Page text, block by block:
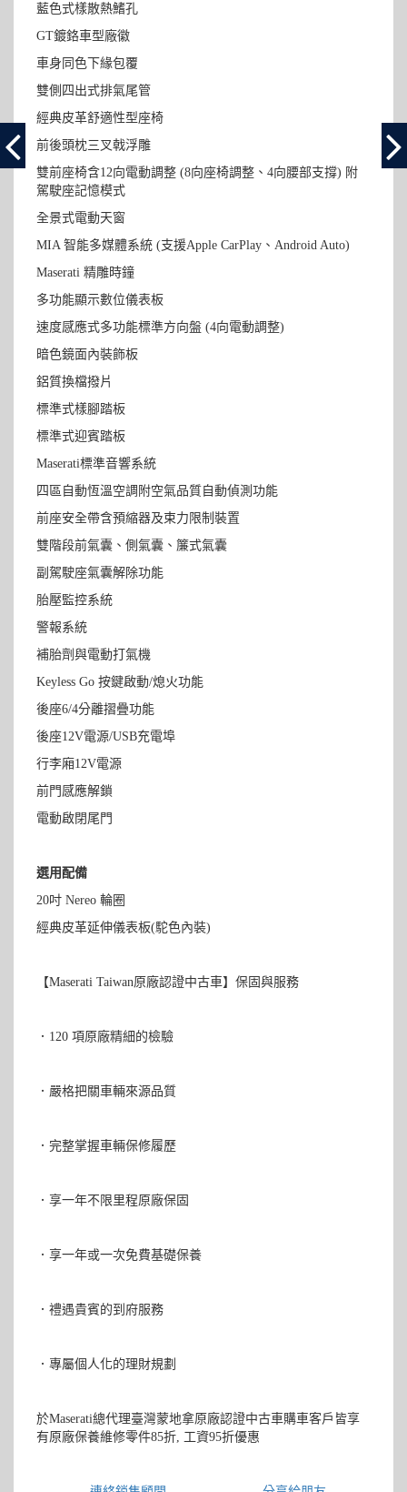
藍色式樣散熱鰭孔
GT鍍鉻車型廠徽
車身同色下緣包覆
雙側四出式排氣尾管
經典皮革舒適性型座椅
前後頭枕三叉戟浮雕
雙前座椅含12向電動調整 (8向座椅調整、4向腰部支撐) 附
駕駛座記憶模式
全景式電動天窗
MIA 智能多媒體系統 (支援Apple CarPlay、Android Auto)
Maserati 精雕時鐘
多功能顯示數位儀表板
速度感應式多功能標準方向盤 (4向電動調整)
暗色鏡面內裝飾板
鋁質換檔撥片
標準式樣腳踏板
標準式迎賓踏板
Maserati標準音響系統
四區自動恆溫空調附空氣品質自動偵測功能
前座安全帶含預縮器及束力限制裝置
雙階段前氣囊、側氣囊、簾式氣囊
副駕駛座氣囊解除功能
胎壓監控系統
警報系統
補胎劑與電動打氣機
Keyless Go 按鍵啟動/熄火功能
後座6/4分離摺疊功能
後座12V電源/USB充電埠
行李廂12V電源
前門感應解鎖
電動啟閉尾門
選用配備
20吋 Nereo 輪圈
經典皮革延伸儀表板(駝色內裝)
【Maserati Taiwan原廠認證中古車】保固與服務
．120 項原廠精細的檢驗
．嚴格把關車輛來源品質
．完整掌握車輛保修履歷
．享一年不限里程原廠保固
．享一年或一次免費基礎保養
．禮遇貴賓的到府服務
．專屬個人化的理財規劃
於Maserati總代理臺灣蒙地拿原廠認證中古車購車客戶皆享
有原廠保養維修零件85折, 工資95折優惠